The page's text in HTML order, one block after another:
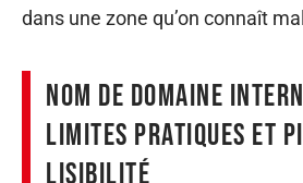
dans une zone qu’on connaît
Nom de domaine
limites pratiques et
lisibilité